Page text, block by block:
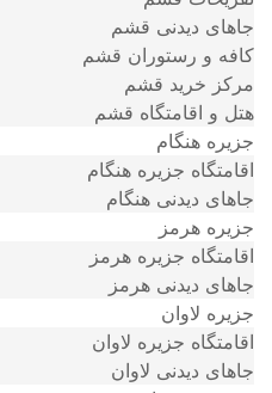
جاهای دیدنی قشم
کافه و رستوران قشم
مرکز خرید قشم
هتل و اقامتگاه قشم
جزیره هنگام
اقامتگاه جزیره هنگام
جاهای دیدنی هنگام
جزیره هرمز
اقامتگاه جزیره هرمز
جاهای دیدنی هرمز
جزیره لاوان
اقامتگاه جزیره لاوان
جاهای دیدنی لاوان